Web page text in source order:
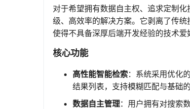
对于希望拥有数据自主权、追求定制
级、高效率的解决方案。它剥离了传
使得不具备深厚后端开发经验的技术
核心功能
高性能智能检索：系统采用优化
结果列表，支持模糊匹配与基础
数据自主管理：用户拥有对搜索